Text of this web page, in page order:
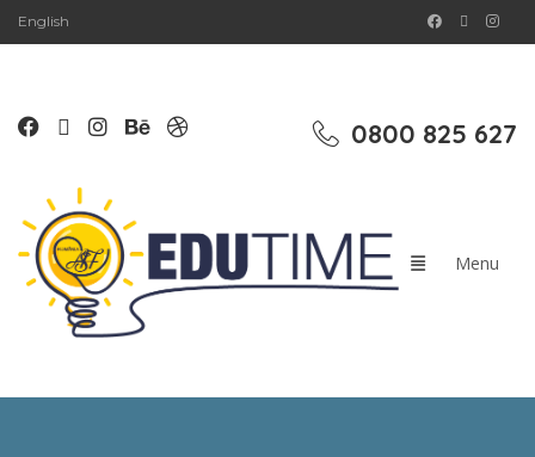
English
0800 825 627